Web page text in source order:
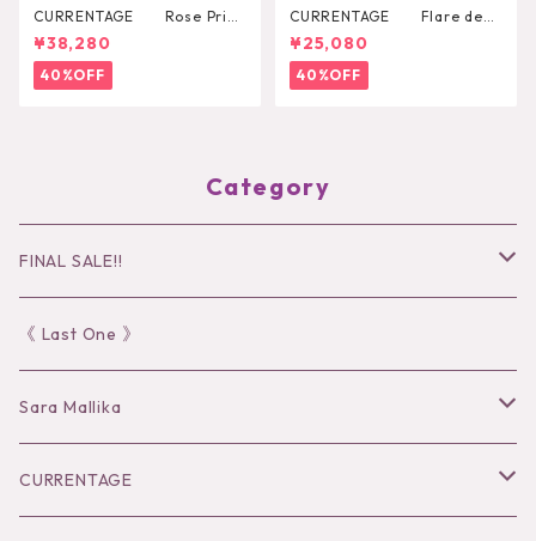
CURRENTAGE Rose Print
Shirt
¥38,280
40%OFF
CURRENTAGE Flare deni
m skirt
¥25,080
40%OFF
Category
FINAL SALE!!
30％OFF
40％OFF
50％OFF
《 Last One 》
Sara Mallika
Tops
CURRENTAGE